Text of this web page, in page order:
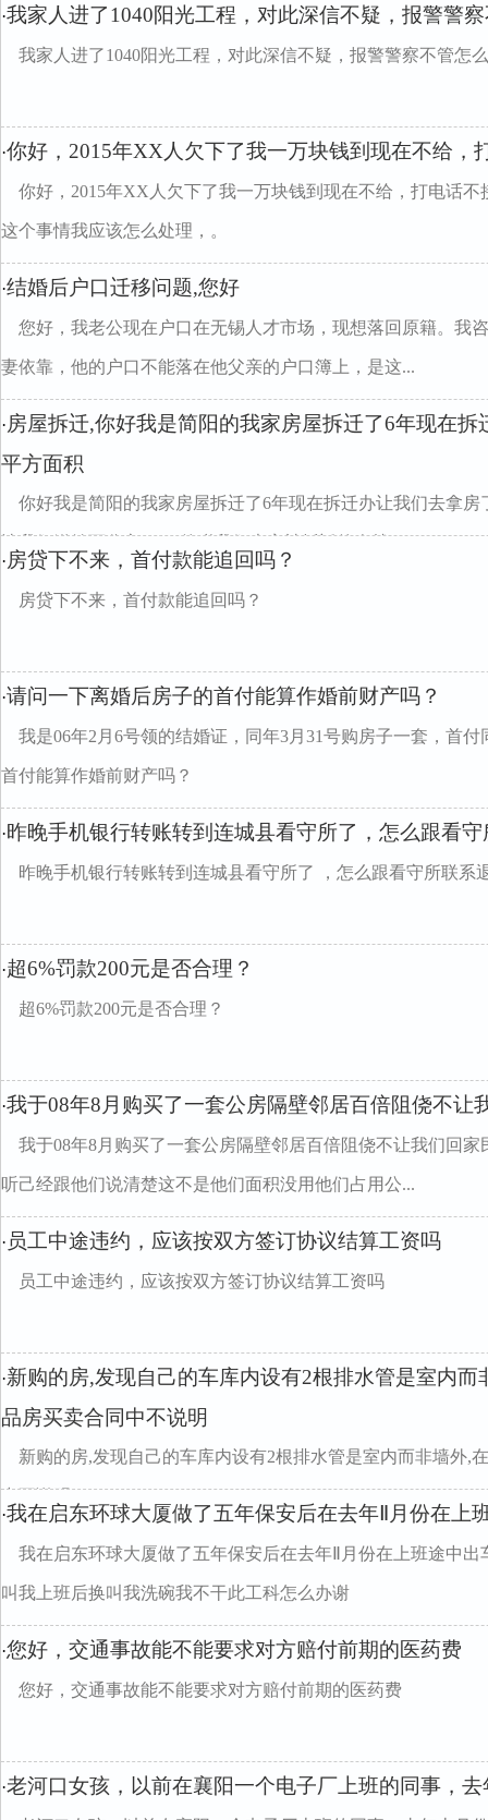
·我家人进了1040阳光工程，对此深信不疑，报警警
我家人进了1040阳光工程，对此深信不疑，报警警察不管怎
·你好，2015年XX人欠下了我一万块钱到现在不给，
你好，2015年XX人欠下了我一万块钱到现在不给，打电话
这个事情我应该怎么处理，。
·结婚后户口迁移问题,您好
您好，我老公现在户口在无锡人才市场，现想落回原籍。我
妻依靠，他的户口不能落在他父亲的户口簿上，是这...
·房屋拆迁,你好我是简阳的我家房屋拆迁了6年现在
平方面积
你好我是简阳的我家房屋拆迁了6年现在拆迁办让我们去拿
让我们缴纳百分之16.45的税我们大家被拆迁的人就...
·房贷下不来，首付款能追回吗？
房贷下不来，首付款能追回吗？
·请问一下离婚后房子的首付能算作婚前财产吗？
我是06年2月6号领的结婚证，同年3月31号购房子一套，首
首付能算作婚前财产吗？
·昨晚手机银行转账转到连城县看守所了，怎么跟看
昨晚手机银行转账转到连城县看守所了 ，怎么跟看守所联系
·超6%罚款200元是否合理？
超6%罚款200元是否合理？
·我于08年8月购买了一套公房隔壁邻居百倍阻侥不让
我于08年8月购买了一套公房隔壁邻居百倍阻侥不让我们回
听己经跟他们说清楚这不是他们面积没用他们占用公...
· 员工中途违约，应该按双方签订协议结算工资吗
员工中途违约，应该按双方签订协议结算工资吗
·新购的房,发现自己的车库内设有2根排水管是室内
品房买卖合同中不说明
新购的房,发现自己的车库内设有2根排水管是室内而非墙外,
中不说明
·我在启东环球大厦做了五年保安后在去年Ⅱ月份在上
我在启东环球大厦做了五年保安后在去年Ⅱ月份在上班途中
叫我上班后换叫我洗碗我不干此工科怎么办谢
·您好，交通事故能不能要求对方赔付前期的医药费
您好，交通事故能不能要求对方赔付前期的医药费
·老河口女孩，以前在襄阳一个电子厂上班的同事，